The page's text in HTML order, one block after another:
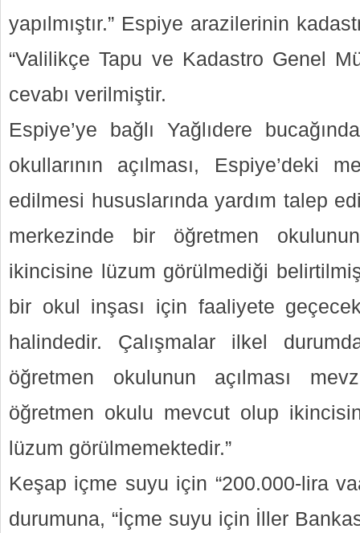
yapılmıştır.” Espiye arazilerinin
“Valilikçe Tapu ve Kadastro Genel
cevabı verilmiştir.
Espiye’ye bağlı Yağlıdere
okullarının açılması, Espiye’deki
edilmesi hususlarında yardım talep
merkezinde bir öğretmen
ikincisine lüzum görülmediği
bir okul inşası için faaliyete
halindedir. Çalışmalar ilkel
öğretmen okulunun açılması
öğretmen okulu mevcut olup
lüzum görülmemektedir.”
Keşap içme suyu için “200.000-lira
durumuna, “İçme suyu için İller